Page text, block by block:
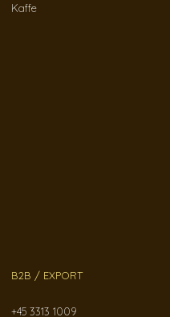
Kaffe
B2B / EXPORT
+45 3313 1009